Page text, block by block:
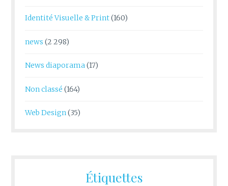
Identité Visuelle & Print(160)
news (2 298)
News diaporama(17)
Non classé (164)
Web Design(35)
Étiquettes